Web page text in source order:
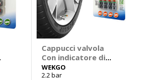
Cappucci valvola
Con indicatore di
pressione - WEKGO
WEKGO
2.2 bar